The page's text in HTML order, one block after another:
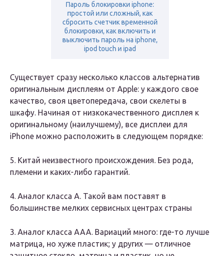
Пароль блокировки iphone:
простой или сложный, как
сбросить счетчик временной
блокировки, как включить и
выключить пароль на iphone,
ipod touch и ipad
Существует сразу несколько классов альтернатив
оригинальным дисплеям от Apple: у каждого свое
качество, своя цветопередача, свои скелеты в
шкафу. Начиная от низкокачественного дисплея к
оригинальному (наилучшему), все дисплеи для
iPhone можно расположить в следующем порядке:
5. Китай неизвестного происхождения. Без рода,
племени и каких-либо гарантий.
4. Аналог класса А. Такой вам поставят в
большинстве мелких сервисных центрах страны
3. Аналог класса ААА. Вариаций много: где-то лучше
матрица, но хуже пластик; у других — отличное